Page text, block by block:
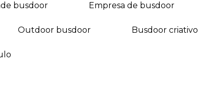
busdoor empresa de busdoor
outdoor busdoor busdoor criativo